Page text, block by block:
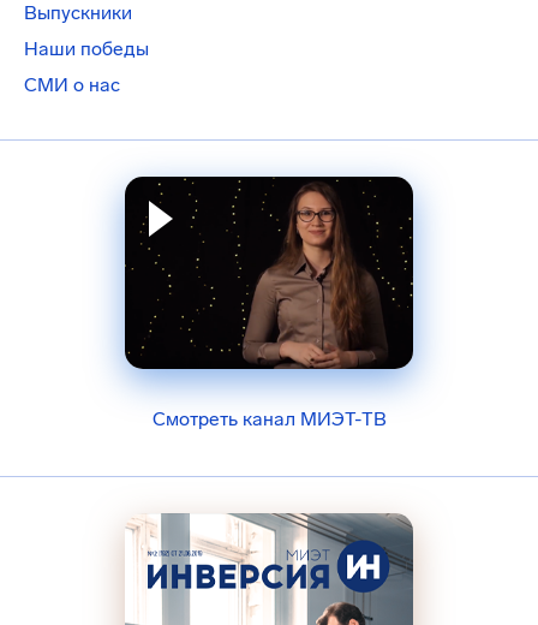
Выпускники
Наши победы
СМИ о нас
Смотреть канал МИЭТ-ТВ